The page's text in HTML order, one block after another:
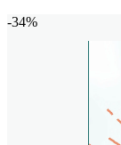
-34%